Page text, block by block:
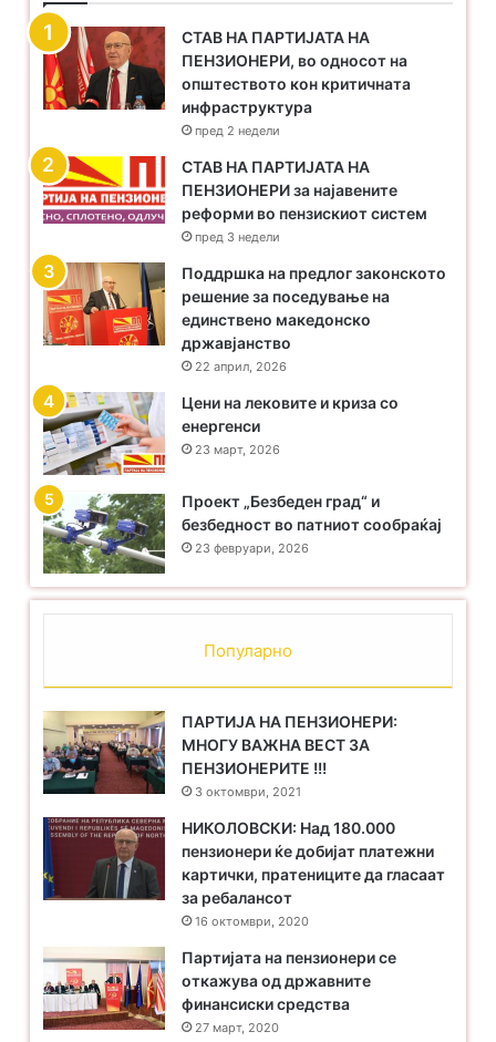
СТАВ НА ПАРТИЈАТА НА
ПЕНЗИОНЕРИ, во односот на
општеството кон критичната
инфраструктура
пред 2 недели
​СТАВ НА ПАРТИЈАТА НА
ПЕНЗИОНЕРИ за најавените
реформи во пензискиот систем
пред 3 недели
Поддршка на предлог законското
решение за поседување на
единствено македонско
државјанство
22 април, 2026
Цени на лековите и криза со
енергенси
23 март, 2026
Проект „Безбеден град“ и
безбедност во патниот сообраќај
23 февруари, 2026
Популарно
ПАРТИЈА НА ПЕНЗИОНЕРИ:
МНОГУ ВАЖНА ВЕСТ ЗА
ПЕНЗИОНЕРИТЕ !!!
3 октомври, 2021
НИКОЛОВСКИ: Над 180.000
пензионери ќе добијат платежни
картички, пратениците да гласаат
за ребалансот
16 октомври, 2020
Партијата на пензионери се
откажува од државните
финансиски средства
27 март, 2020